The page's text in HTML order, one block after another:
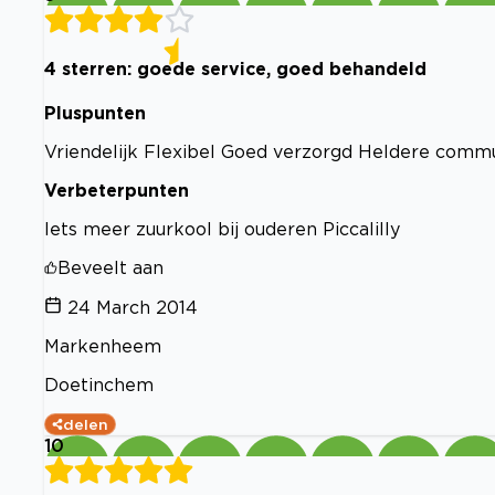
4 sterren: goede service, goed behandeld
Pluspunten
Vriendelijk Flexibel Goed verzorgd Heldere
Verbeterpunten
Iets meer zuurkool bij ouderen Piccalilly
Beveelt aan
24 March 2014
Markenheem
Doetinchem
delen
10